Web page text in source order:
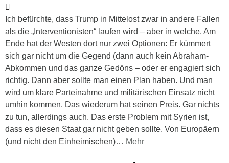
Ich befürchte, dass Trump in Mittelost zwar in andere Fallen
als die „Interventionisten“ laufen wird – aber in welche. Am
Ende hat der Westen dort nur zwei Optionen: Er kümmert
sich gar nicht um die Gegend (dann auch kein Abraham-
Abkommen und das ganze Gedöns – oder er engagiert sich
richtig. Dann aber sollte man einen Plan haben. Und man
wird um klare Parteinahme und militärischen Einsatz nicht
umhin kommen. Das wiederum hat seinen Preis. Gar nichts
zu tun, allerdings auch. Das erste Problem mit Syrien ist,
dass es diesen Staat gar nicht geben sollte. Von Europäern
(und nicht den Einheimischen)… Mehr